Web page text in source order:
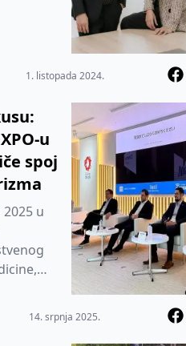
1. listopada 2024.
u
spoj
2025 u
14. srpnja 2025.